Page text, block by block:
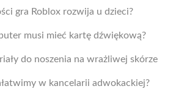
gra Roblox rozwija u dzieci?
musi mieć kartę dźwiękową?
do noszenia na wrażliwej skórze
w kancelarii adwokackiej?